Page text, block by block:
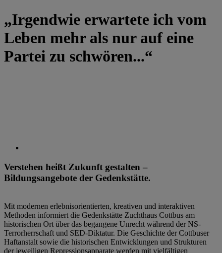
„Irgendwie erwartete ich vom
Leben mehr als nur auf eine
Partei zu schwören...“
Verstehen heißt Zukunft gestalten –
Bildungsangebote der Gedenkstätte.
Mit modernen erlebnisorientierten, kreativen und interaktiven
Methoden informiert die Gedenkstätte Zuchthaus Cottbus am
historischen Ort über das begangene Unrecht während der NS-
Terrorherrschaft und SED-Diktatur. Die Geschichte der Cottbuser
Haftanstalt sowie die historischen Entwicklungen und Strukturen
der jeweiligen Repressionsapparate werden mit vielfältigen